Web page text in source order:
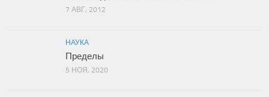
7 АВГ, 2012
НАУКА
Пределы
5 НОЯ, 2020